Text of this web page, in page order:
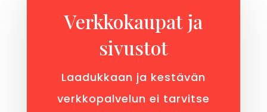
Verkkokaupat ja
sivustot
Laadukkaan ja kestävän
verkkopalvelun ei tarvitse